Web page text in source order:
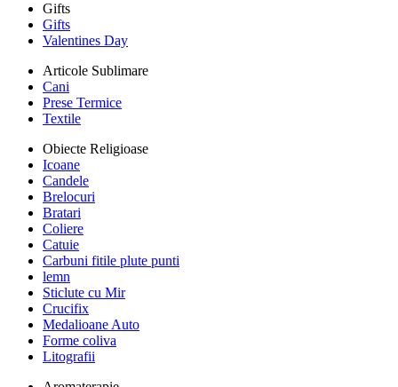
Gifts
Gifts
Valentines Day
Articole Sublimare
Cani
Prese Termice
Textile
Obiecte Religioase
Icoane
Candele
Brelocuri
Bratari
Coliere
Catuie
Carbuni fitile plute punti
lemn
Sticlute cu Mir
Crucifix
Medalioane Auto
Forme coliva
Litografii